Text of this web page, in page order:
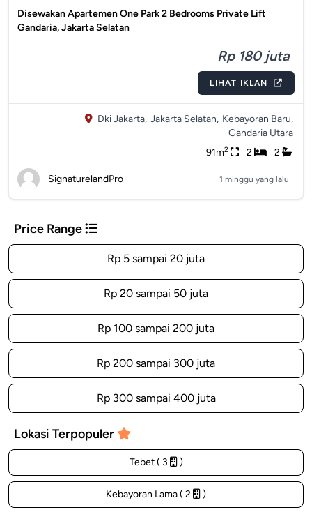
Disewakan Apartemen One Park 2 Bedrooms Private Lift
Gandaria, Jakarta Selatan
Rp 180 juta
LIHAT IKLAN
Dki Jakarta, Jakarta Selatan, Kebayoran Baru,
Gandaria Utara
91m2 2 2
SignaturelandPro 1 minggu yang lalu
Price Range
Rp 5 sampai 20 juta
Rp 20 sampai 50 juta
Rp 100 sampai 200 juta
Rp 200 sampai 300 juta
Rp 300 sampai 400 juta
Lokasi Terpopuler
Tebet ( 3 )
Kebayoran Lama ( 2 )